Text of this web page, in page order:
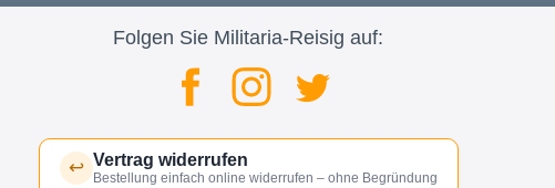
Folgen Sie Militaria-Reisig auf:
↩ Vertrag widerrufen
Bestellung einfach online widerrufen – ohne Begründung